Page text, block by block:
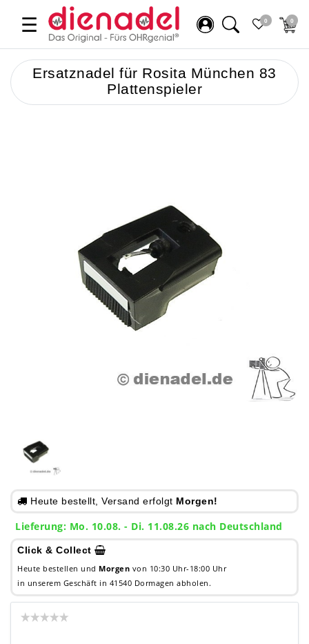
☰ 0 0
Ersatznadel für Rosita München 83
Plattenspieler
Heute bestellt, Versand erfolgt Morgen!
Lieferung: Mo. 10.08. - Di. 11.08.26 nach Deutschland
Click & Collect
Heute bestellen und Morgen von 10:30 Uhr-18:00 Uhr
in unserem Geschäft in 41540 Dormagen abholen.